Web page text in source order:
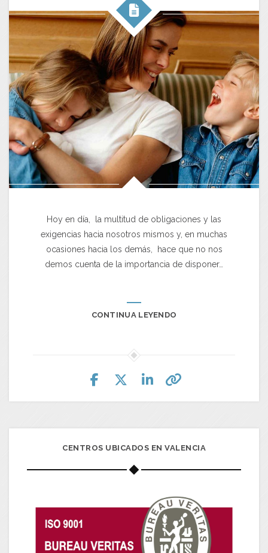
Hoy en día, la multitud de obligaciones y las
exigencias hacia nosotros mismos y, en muchas
ocasiones hacia los demás, hace que no nos
demos cuenta de la importancia de disponer…
CONTINUA LEYENDO
CENTROS UBICADOS EN VALENCIA